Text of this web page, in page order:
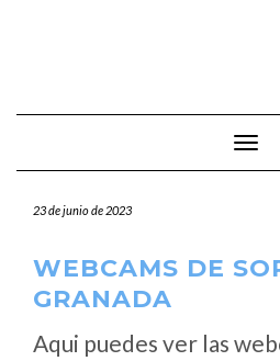
23 de junio de 2023
WEBCAMS DE
GRANADA
Aqui puedes ver las